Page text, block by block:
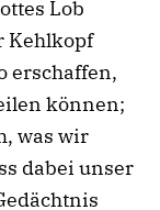
Lob
Kehlkopf
erschaffen,
können;
was wir
dabei unser